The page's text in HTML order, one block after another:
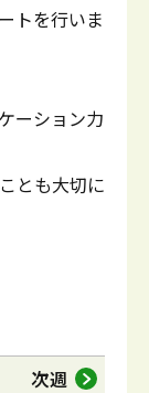
トを行いま
ーション力
とも大切に
次週